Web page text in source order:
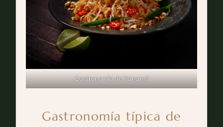
Gastronomía de Panamá
Gastronomía típica de